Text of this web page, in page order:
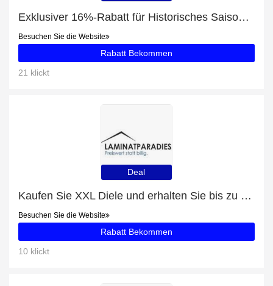
Exklusiver 16%-Rabatt für Historisches Saisonkennzeichen für Motorräder
Besuchen Sie die Website
Rabatt Bekommen
21 klickt
Deal
Kaufen Sie XXL Diele und erhalten Sie bis zu 47% Rabatt
Besuchen Sie die Website
Rabatt Bekommen
10 klickt